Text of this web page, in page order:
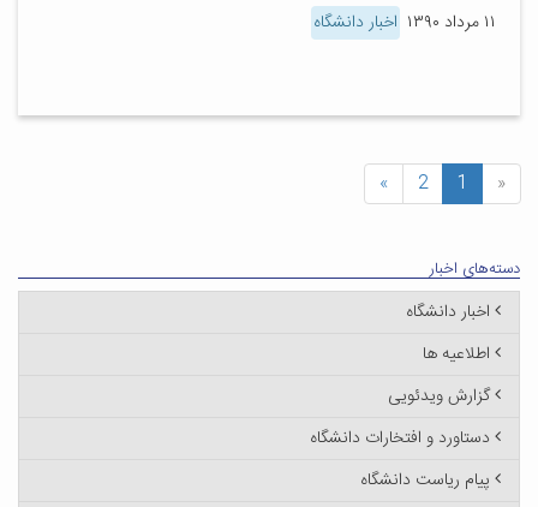
۱۱ مرداد ۱۳۹۰ اخبار دانشگاه
«
1
2
»
دسته‌های اخبار
اخبار دانشگاه
اطلاعیه ها
گزارش ویدئویی
دستاورد و افتخارات دانشگاه
پیام ریاست دانشگاه